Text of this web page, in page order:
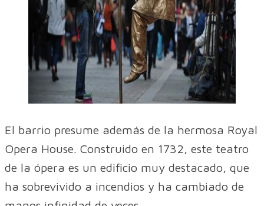
El barrio presume además de la hermosa Royal
Opera House. Construido en 1732, este teatro
de la ópera es un edificio muy destacado, que
ha sobrevivido a incendios y ha cambiado de